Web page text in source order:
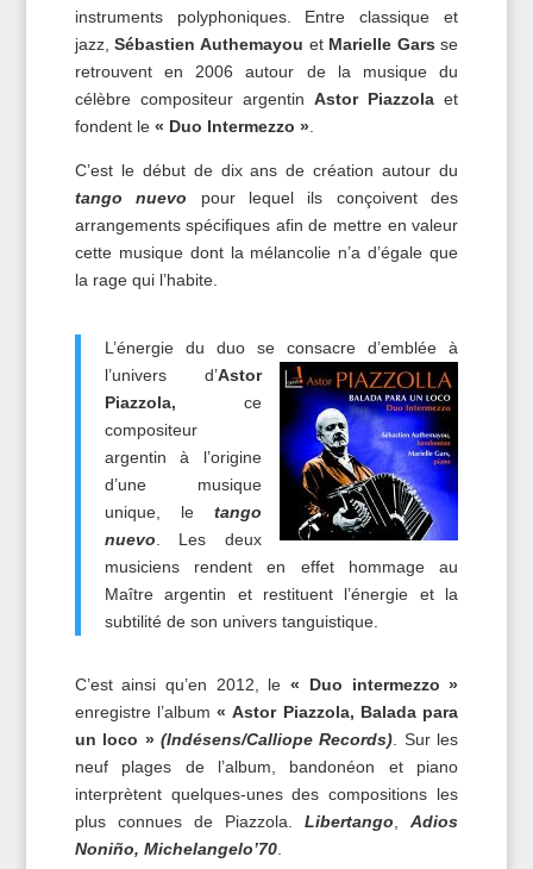
instruments polyphoniques. Entre classique et
jazz,Sébastien Authemayou et Marielle Gars se
retrouvent en 2006 autour de la musique du
célèbre compositeur argentin Astor Piazzola et
fondent le « Duo Intermezzo ».
C’est le début de dix ans de création autour du
tango nuevo pour lequel ils conçoivent des
arrangements spécifiques afin de mettre en valeur
cette musique dont la mélancolie n’a d’égale que
la rage qui l’habite.
L’énergie du duo se consacre d’emblée à
l’universd’Astor
Piazzola,ce
compositeur
argentin à l’origine
d’une musique
unique, letango
nuevo . Les deux
musiciens rendent en effet hommage au
Maître argentin et restituent l’énergie et la
subtilité de son univers tanguistique.
C’est ainsi qu’en 2012, le« Duo intermezzo »
enregistre l’album« Astor Piazzola, Balada para
un loco » (Indésens/Calliope Records) . Sur les
neuf plages de l’album, bandonéon et piano
interprètent quelques-unes des compositions les
plus connues de Piazzola.
Libertango ,Adios
Noniño, Michelangelo’70.